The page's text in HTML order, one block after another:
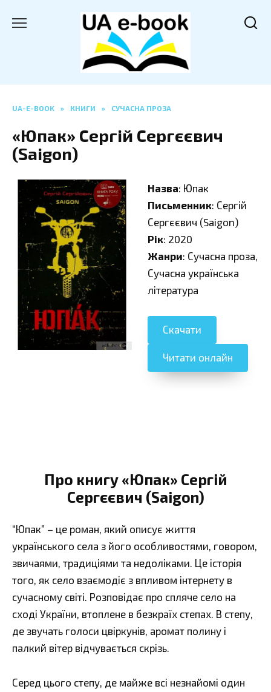
UA-E-BOOK » КНИГИ » СУЧАСНА ПРОЗА
«Юпак» Сергій Сергєєвич
(Saigon)
Назва: Юпак
Письменник: Сергій
Сергєєвич (Saigon)
Рік: 2020
Жанри: Сучасна проза,
Сучасна українська
література
Скачати
Читати онлайн
Про книгу «Юпак» Сергій
Сергєєвич (Saigon)
“Юпак” – це роман, який описує життя
українського села з його особливостями, говором,
звичаями, традиціями та недоліками. Це історія
того, як село взаємодіє з впливом інтернету в
сучасному світі. Розповідає про спляче село на
сході України, втоплене в безкраїх степах. В степу,
де звучать голоси цвіркунів, аромат полину і
палкий вітер відчувається скрізь.
Серед цього степу, де майже всі незнайомі один